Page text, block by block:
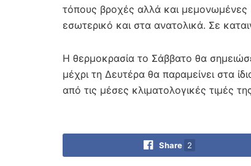
τόπους βροχές αλλά και μεμονωμένες
εσωτερικό και στα ανατολικά. Σε
Η θερμοκρασία το Σάββατο θα
μέχρι τη Δευτέρα θα παραμείνει στα
από τις μέσες κλιματολογικές τιμές
Share 2